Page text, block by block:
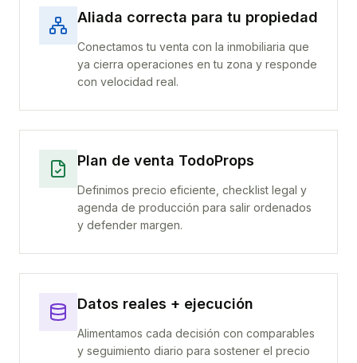
Aliada correcta para tu propiedad
Conectamos tu venta con la inmobiliaria que
ya cierra operaciones en tu zona y responde
con velocidad real.
Plan de venta TodoProps
Definimos precio eficiente, checklist legal y
agenda de producción para salir ordenados
y defender margen.
Datos reales + ejecución
Alimentamos cada decisión con comparables
y seguimiento diario para sostener el precio